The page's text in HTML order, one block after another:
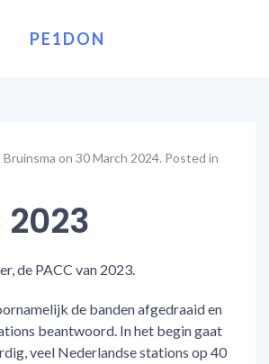
PE1DON
on 30 March 2024. Posted in
2023
de PACC van 2023.
de banden afgedraaid en
beantwoord. In het begin gaat
veel Nederlandse stations op 40